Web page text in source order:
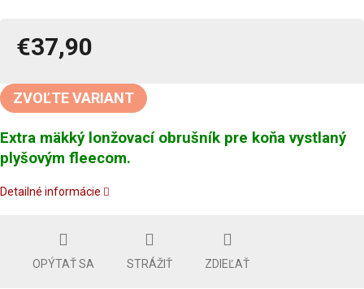
€37,90
cena:
ZVOĽTE VARIANT
Extra mäkký lonžovací obrušník pre koňa vystlaný
plyšovým fleecom.
Detailné informácie
OPÝTAŤ SA STRÁŽIŤ ZDIEĽAŤ